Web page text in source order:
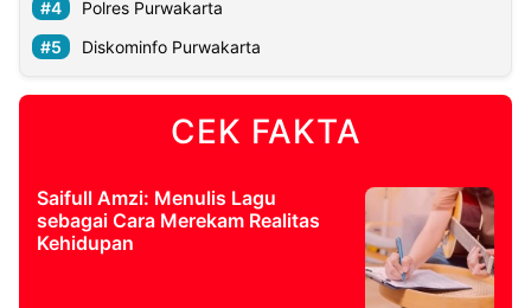
Polres Purwakarta
Diskominfo Purwakarta
CEK FAKTA
Saifull Amzi: Menulis Lagu
sebagai Cara Merekam Realitas
Kehidupan